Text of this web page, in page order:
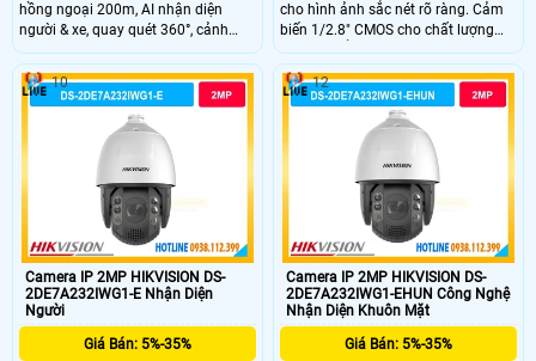
hồng ngoại 200m, AI nhận diện
người & xe, quay quét 360°, cảnh
báo đèn và âm thanh, bền bỉ IP67.
cho hình ảnh sắc nét rõ ràng. Cảm
biến 1/2.8" CMOS cho chất lượng
hình ảnh ổn định. Hồng ngoại tầm
xa 200m hỗ trợ giám sát ban đêm
liên tục. PTZ xoay 360° không điểm
mù, bao quát toàn khu vực rộng.
Âm thanh 2 chiều với micro kép và
loa tích hợp.
Camera IP 2MP HIKVISION DS-
2DE7A232IWG1-E Nhận Diện
Người
Giá Bán: 5%-35%
10
Camera IP 2MP HIKVISION DS-
2DE7A232IWG1-EHUN Công Nghệ
Nhận Diện Khuôn Mặt
Giá Bán: 5%-35%
12